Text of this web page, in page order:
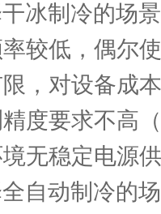
制冷的场
低，偶尔
对设备成本
要求不高
稳定电源
动制冷的